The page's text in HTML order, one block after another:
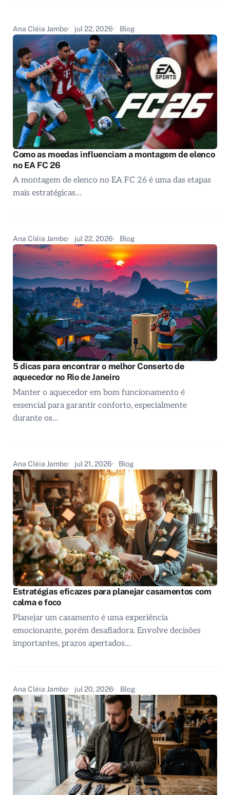
Ana Cléia Jambo jul 22, 2026 Blog
Como as moedas influenciam a montagem de elenco
no EA FC 26
A montagem de elenco no EA FC 26 é uma das etapas
mais estratégicas…
Ana Cléia Jambo jul 22, 2026 Blog
5 dicas para encontrar o melhor Conserto de
aquecedor no Rio de Janeiro
Manter o aquecedor em bom funcionamento é
essencial para garantir conforto, especialmente
durante os…
Ana Cléia Jambo jul 21, 2026 Blog
Estratégias eficazes para planejar casamentos com
calma e foco
Planejar um casamento é uma experiência
emocionante, porém desafiadora. Envolve decisões
importantes, prazos apertados…
Ana Cléia Jambo jul 20, 2026 Blog